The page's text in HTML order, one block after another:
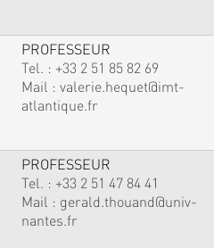
PROFESSEUR
Tel. : +33 2 51 85 82 69
Mail : valerie.hequet@imt-
atlantique.fr
PROFESSEUR
Tel. : +33 2 51 47 84 41
Mail : gerald.thouand@univ-
nantes.fr